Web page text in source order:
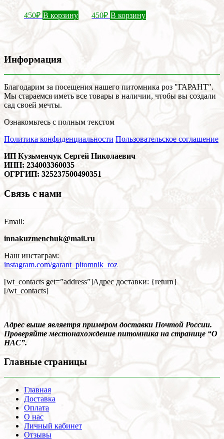
450₽ В корзину 450₽ В корзину
Информация
Благодарим за посещения нашего питомника роз "ГАРАНТ".
Мы стараемся иметь все товары в наличии, чтобы вы создали
сад своей мечты.
Ознакомьтесь с полным текстом
Политика конфиденциальности Пользовательское соглашение
ИП Кузьменчук Сергей Николаевич
ИНН: 234003360035
ОГРГИП: 325237500490351
Связь с нами
Email:
innakuzmenchuk@mail.ru
Наш инстаграм:
instagram.com/garant_pitomnik_roz
[wt_contacts get=”address”]Адрес доставки: {return}
[/wt_contacts]
Адрес выше являетря примером доставки Почтой России.
Проверяйте местонахождение питомника на странице “О
НАС”.
Главные страницы
Главная
Доставка
Оплата
О нас
Личный кабинет
Отзывы